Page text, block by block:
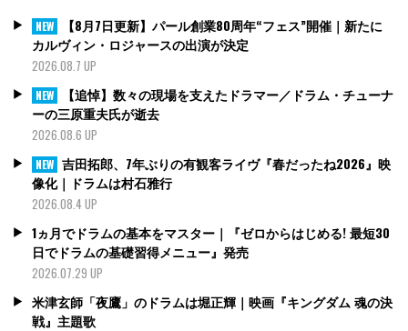
NEW
【8月7日更新】パール創業80周年“フェス”開催｜新たに
カルヴィン・ロジャースの出演が決定
2026.08.7 UP
NEW
【追悼】数々の現場を支えたドラマー／ドラム・チューナ
ーの三原重夫氏が逝去
2026.08.6 UP
NEW 吉田拓郎、7年ぶりの有観客ライヴ『春だったね2026』映
像化｜ドラムは村石雅行
2026.08.4 UP
1ヵ月でドラムの基本をマスター｜『ゼロからはじめる! 最短30
日でドラムの基礎習得メニュー』発売
2026.07.29 UP
米津玄師「夜鷹」のドラムは堀正輝｜映画『キングダム 魂の決
戦』主題歌